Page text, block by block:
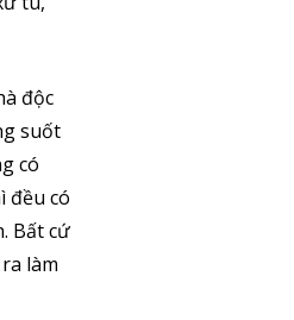
độc
suốt
có
đều có
Bất cứ
làm